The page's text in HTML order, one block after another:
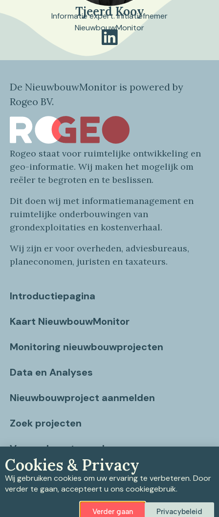
Tjeerd Kooy
Informatie expert. Initiatiefnemer
NieuwbouwMonitor
De NieuwbouwMonitor is powered by
Rogeo BV.
Rogeo staat voor ruimtelijke ontwikkeling en
geo-informatie. Wij maken het mogelijk om
reëler te begroten en te beslissen.
Dit doen wij met informatiemanagement en
ruimtelijke onderbouwingen van
grondexploitaties en kostenverhaal.
Wij zijn er voor overheden, adviesbureaus,
planeconomen, juristen en taxateurs.
Introductiepagina
Kaart NieuwbouwMonitor
Monitoring nieuwbouwprojecten
Data en Analyses
Nieuwbouwproject aanmelden
Zoek projecten
Vragen beantwoord
Contact
Cookies & Privacy
Wij gebruiken cookies om uw ervaring te verbeteren. Door
verder te gaan, accepteert u ons cookiegebruik.
Verder gaan Privacybeleid